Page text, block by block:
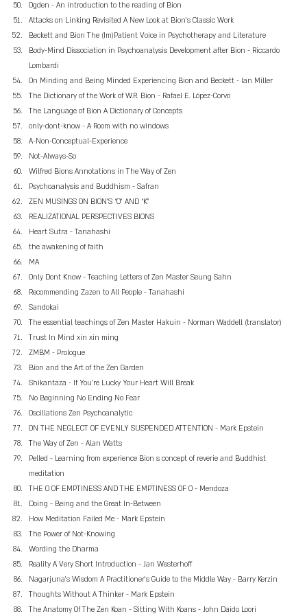
Ogden - An introduction to the reading of Bion
Attacks on Linking Revisited A New Look at Bion’s Classic Work
Beckett and Bion The (Im)Patient Voice in Psychotherapy and Literature
Body-Mind Dissociation in Psychoanalysis Development after Bion - Riccardo
Lombardi
On Minding and Being Minded Experiencing Bion and Beckett - Ian Miller
The Dictionary of the Work of W.R. Bion - Rafael E. López-Corvo
The Language of Bion A Dictionary of Concepts
only-dont-know - A Room with no windows
A-Non-Conceptual-Experience
Not-Always-So
Wilfred Bions Annotations in The Way of Zen
Psychoanalysis and Buddhism - Safran
ZEN MUSINGS ON BION’S “O” AND “K”
REALIZATIONAL PERSPECTIVES BIONS
Heart Sutra - Tanahashi
the awakening of faith
MA
Only Dont Know - Teaching Letters of Zen Master Seung Sahn
Recommending Zazen to All People - Tanahashi
Sandokai
The essential teachings of Zen Master Hakuin - Norman Waddell (translator)
Trust In Mind xin xin ming
ZMBM - Prologue
Bion and the Art of the Zen Garden
Shikantaza - If You’re Lucky Your Heart Will Break
No Beginning No Ending No Fear
Oscillations Zen Psychoanalytic
ON THE NEGLECT OF EVENLY SUSPENDED ATTENTION - Mark Epstein
The Way of Zen - Alan Watts
Pelled - Learning from experience Bion s concept of reverie and Buddhist
meditation
THE O OF EMPTINESS AND THE EMPTINESS OF O - Mendoza
Doing - Being and the Great In-Between
How Meditation Failed Me - Mark Epstein
The Power of Not-Knowing
Wording the Dharma
Reality A Very Short Introduction - Jan Westerhoff
Nagarjuna’s Wisdom A Practitioner’s Guide to the Middle Way - Barry Kerzin
Thoughts Without A Thinker - Mark Epstein
The Anatomy Of The Zen Koan - Sitting With Koans - John Daido Loori